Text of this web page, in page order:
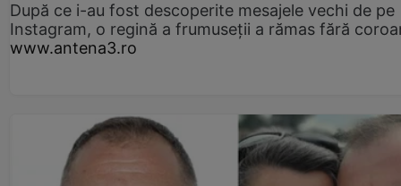
După ce i-au fost descoperite mesajele vechi de pe
Instagram, o regină a frumuseții a rămas fără
www.antena3.ro